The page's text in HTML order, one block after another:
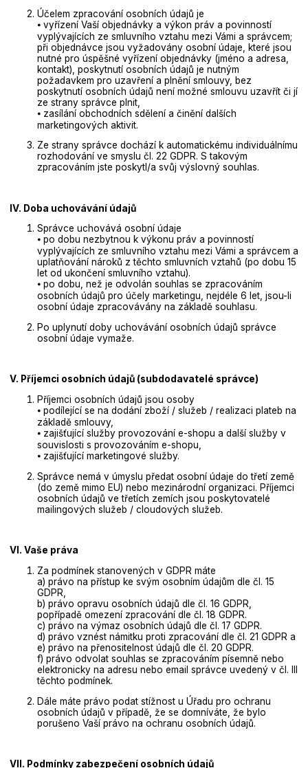
Účelem zpracování osobních údajů je
⦁ vyřízení Vaší objednávky a výkon práv a povinností
vyplývajících ze smluvního vztahu mezi Vámi a správcem;
při objednávce jsou vyžadovány osobní údaje, které jsou
nutné pro úspěšné vyřízení objednávky (jméno a adresa,
kontakt), poskytnutí osobních údajů je nutným
požadavkem pro uzavření a plnění smlouvy, bez
poskytnutí osobních údajů není možné smlouvu uzavřít či jí
ze strany správce plnit,
⦁ zasílání obchodních sdělení a činění dalších
marketingových aktivit.
Ze strany správce dochází k automatickému individuálnímu
rozhodování ve smyslu čl. 22 GDPR. S takovým
zpracováním jste poskytl/a svůj výslovný souhlas.
IV. Doba uchovávání údajů
Správce uchovává osobní údaje
⦁ po dobu nezbytnou k výkonu práv a povinností
vyplývajících ze smluvního vztahu mezi Vámi a správcem a
uplatňování nároků z těchto smluvních vztahů (po dobu 15
let od ukončení smluvního vztahu).
⦁ po dobu, než je odvolán souhlas se zpracováním
osobních údajů pro účely marketingu, nejdéle 6 let, jsou-li
osobní údaje zpracovávány na základě souhlasu.
Po uplynutí doby uchovávání osobních údajů správce
osobní údaje vymaže.
V. Příjemci osobních údajů (subdodavatelé správce)
Příjemci osobních údajů jsou osoby
⦁ podílející se na dodání zboží / služeb / realizaci plateb na
základě smlouvy,
⦁ zajišťující služby provozování e-shopu a další služby v
souvislosti s provozováním e-shopu,
⦁ zajišťující marketingové služby.
Správce nemá v úmyslu předat osobní údaje do třetí země
(do země mimo EU) nebo mezinárodní organizaci. Příjemci
osobních údajů ve třetích zemích jsou poskytovatelé
mailingových služeb / cloudových služeb.
VI. Vaše práva
Za podmínek stanovených v GDPR máte
a) právo na přístup ke svým osobním údajům dle čl. 15
GDPR,
b) právo opravu osobních údajů dle čl. 16 GDPR,
popřípadě omezení zpracování dle čl. 18 GDPR.
c) právo na výmaz osobních údajů dle čl. 17 GDPR.
d) právo vznést námitku proti zpracování dle čl. 21 GDPR a
e) právo na přenositelnost údajů dle čl. 20 GDPR.
f) právo odvolat souhlas se zpracováním písemně nebo
elektronicky na adresu nebo email správce uvedený v čl. III
těchto podmínek.
Dále máte právo podat stížnost u Úřadu pro ochranu
osobních údajů v případě, že se domníváte, že bylo
porušeno Vaší právo na ochranu osobních údajů.
VII. Podmínky zabezpečení osobních údajů